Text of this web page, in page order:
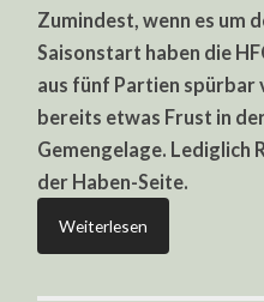
Zumindest, wenn es um
Saisonstart haben die
aus fünf Partien
bereits etwas Frust in
Gemengelage. Lediglich
der Haben-Seite.
Weiterlesen